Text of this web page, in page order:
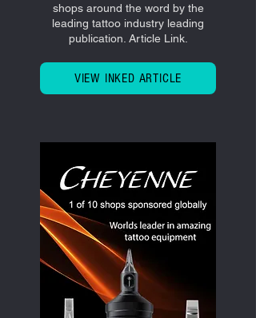
shops around the word by the
leading tattoo industry leading
publication. Article Link.
VIEW INKED ARTICLE